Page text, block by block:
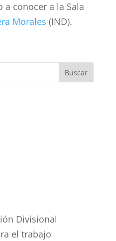
a conocer a la Sala
Morales (IND).
Divisional
el trabajo